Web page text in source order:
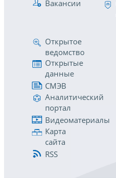
Вакансии
Открытое
ведомство
Открытые
данные
СМЭВ
Аналитический
портал
Видеоматериалы
Карта
сайта
RSS